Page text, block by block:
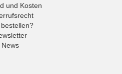
und Kosten
News